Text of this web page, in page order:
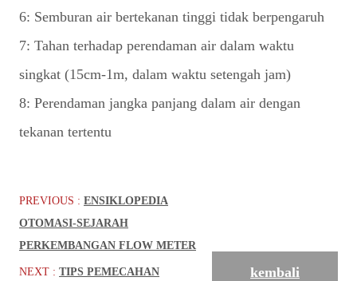
6: Semburan air bertekanan tinggi tidak berpengaruh
7: Tahan terhadap perendaman air dalam waktu
singkat (15cm-1m, dalam waktu setengah jam)
8: Perendaman jangka panjang dalam air dengan
tekanan tertentu
PREVIOUS : ENSIKLOPEDIA
OTOMASI-SEJARAH
PERKEMBANGAN FLOW METER
NEXT : TIPS PEMECAHAN
kembali